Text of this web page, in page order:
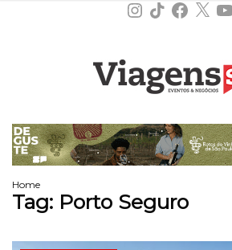
Instagram
TikTokFacebook
X
Home
Tag: Porto Seguro